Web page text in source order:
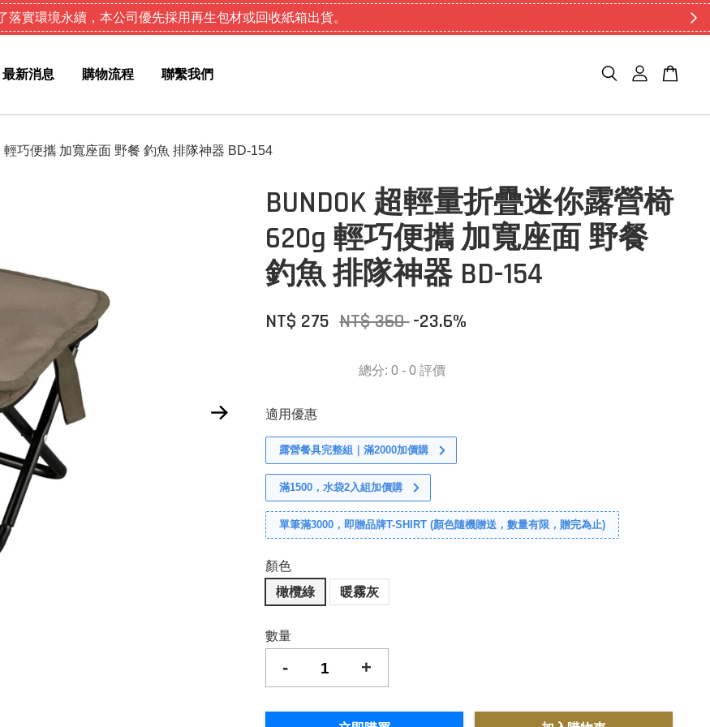
落實環境永續，本公司優先採用再生包材或回收紙箱出貨。
最新消息 購物流程 聯繫我們
巧便攜 加寬座面 野餐 釣魚 排隊神器 BD-154
BUNDOK 超輕量折疊迷你露營椅
620g 輕巧便攜 加寬座面 野餐
釣魚 排隊神器 BD-154
NT$ 275 NT$ 360-23.6%
總分:0 -0 評價
適用優惠
露營餐具完整組｜滿2000加價購
滿1500，水袋2入組加價購
單筆滿3000，即贈品牌T-SHIRT (顏色隨機贈送，數量有限，贈完為止)
顏色
橄欖綠
暖霧灰
數量
- +